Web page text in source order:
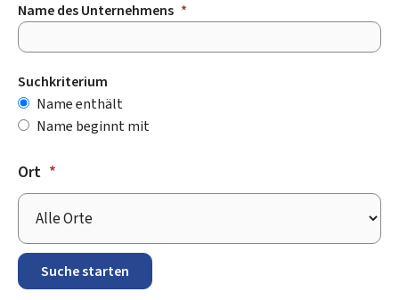
Name des Unternehmens *
Suchkriterium
Name enthält
Name beginnt mit
Ort *